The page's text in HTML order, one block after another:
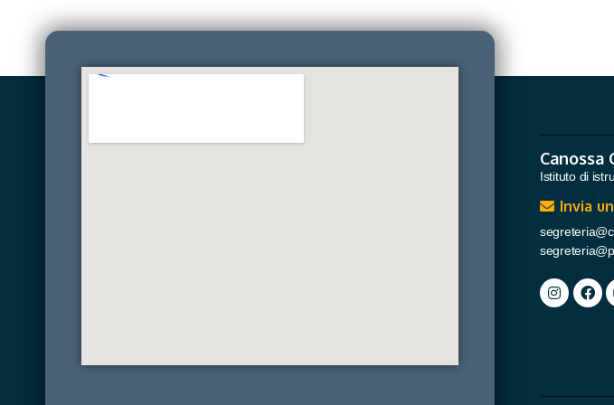
Canossa
Istituto di
Invia